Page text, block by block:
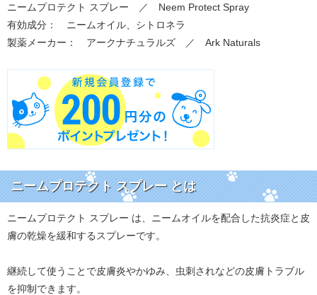
ニームプロテクト スプレー ／ Neem Protect Spray
有効成分： ニームオイル、シトロネラ
製薬メーカー： アークナチュラルズ ／ Ark Naturals
ニームプロテクト スプレー とは
ニームプロテクト スプレー は、ニームオイルを配合した抗炎症と皮
膚の乾燥を緩和するスプレーです。
継続して使うことで皮膚炎やかゆみ、虫刺されなどの皮膚トラブル
を抑制できます。